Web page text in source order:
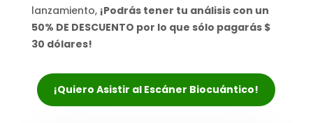
lanzamiento, ¡Podrás tener tu análisis con un
50% DE DESCUENTO por lo que sólo pagarás $
30 dólares!
¡Quiero Asistir al Escáner Biocuántico!